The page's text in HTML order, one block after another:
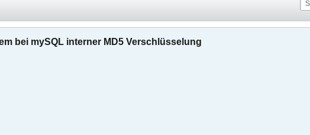
bei mySQL interner MD5 Verschlüsselung